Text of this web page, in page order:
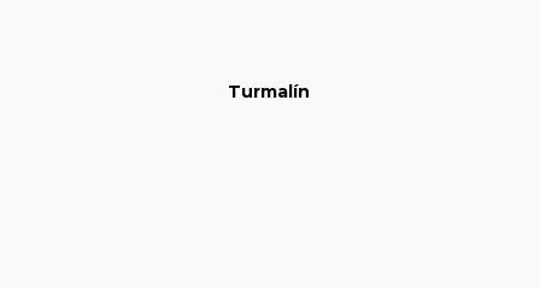
Turmalín